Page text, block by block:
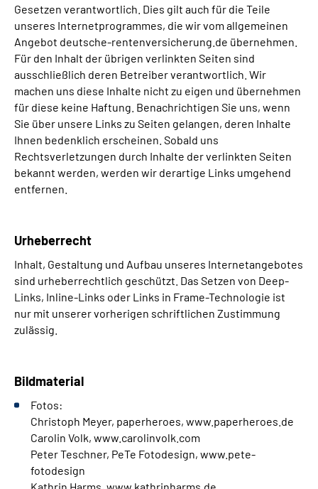
Gesetzen verantwortlich. Dies gilt auch für die Teile
unseres Internetprogrammes, die wir vom allgemeinen
Angebot deutsche-rentenversicherung.de übernehmen.
Für den Inhalt der übrigen verlinkten Seiten sind
ausschließlich deren Betreiber verantwortlich. Wir
machen uns diese Inhalte nicht zu eigen und übernehmen
für diese keine Haftung. Benachrichtigen Sie uns, wenn
Sie über unsere Links zu Seiten gelangen, deren Inhalte
Ihnen bedenklich erscheinen. Sobald uns
Rechtsverletzungen durch Inhalte der verlinkten Seiten
bekannt werden, werden wir derartige Links umgehend
entfernen.
Urheberrecht
Inhalt, Gestaltung und Aufbau unseres Internetangebotes
sind urheberrechtlich geschützt. Das Setzen von Deep-
Links, Inline-Links oder Links in Frame-Technologie ist
nur mit unserer vorherigen schriftlichen Zustimmung
zulässig.
Bildmaterial
Fotos:
Christoph Meyer, paperheroes, www.paperheroes.de
Carolin Volk, www.carolinvolk.com
Peter Teschner, PeTe Fotodesign, www.pete-
fotodesign